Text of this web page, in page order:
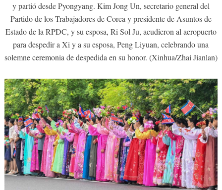
y partió desde Pyongyang. Kim Jong Un, secretario general del
Partido de los Trabajadores de Corea y presidente de Asuntos de
Estado de la RPDC, y su esposa, Ri Sol Ju, acudieron al aeropuerto
para despedir a Xi y a su esposa, Peng Liyuan, celebrando una
solemne ceremonia de despedida en su honor. (Xinhua/Zhai Jianlan)